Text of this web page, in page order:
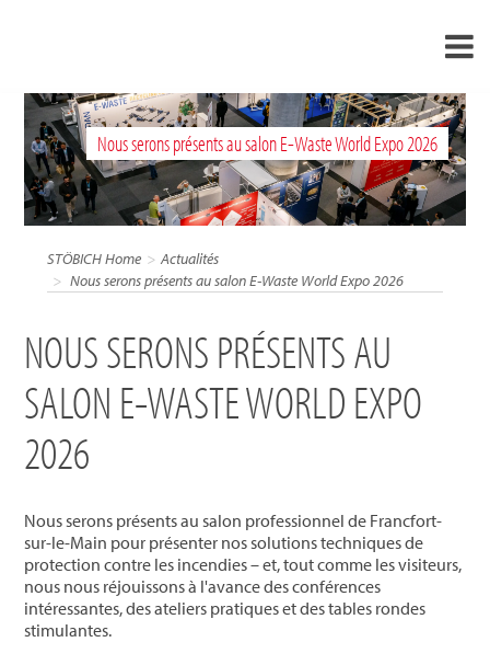
›
FR
›
À propos de nous
›
Solutions
Mondes thématiques
Contact
Nous serons présents au salon E-Waste World Expo 2026
STÖBICH Home
Actualités
Nous serons présents au salon E-Waste World Expo 2026
NOUS SERONS PRÉSENTS AU
SALON E-WASTE WORLD EXPO
2026
Nous serons présents au salon professionnel de Francfort-
sur-le-Main pour présenter nos solutions techniques de
protection contre les incendies – et, tout comme les visiteurs,
nous nous réjouissons à l'avance des conférences
intéressantes, des ateliers pratiques et des tables rondes
stimulantes.